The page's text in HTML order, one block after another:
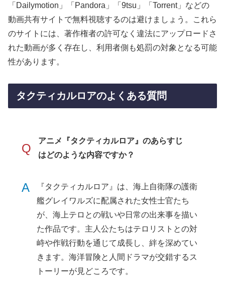
「Dailymotion」「Pandora」「9tsu」「Torrent」などの
動画共有サイトで無料視聴するのは避けましょう。これら
のサイトには、著作権者の許可なく違法にアップロードさ
れた動画が多く存在し、利用者側も処罰の対象となる可能
性があります。
タクティカルロアのよくある質問
Q
アニメ『タクティカルロア』のあらすじ
はどのような内容ですか？
A
『タクティカルロア』は、海上自衛隊の護衛
艦グレイワルズに配属された女性士官たち
が、海上テロとの戦いや日常の出来事を描い
た作品です。主人公たちはテロリストとの対
峙や作戦行動を通じて成長し、絆を深めてい
きます。海洋冒険と人間ドラマが交錯するス
トーリーが見どころです。